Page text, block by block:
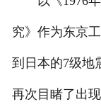
究》作为东京
到日本的7级地
再次目睹了出